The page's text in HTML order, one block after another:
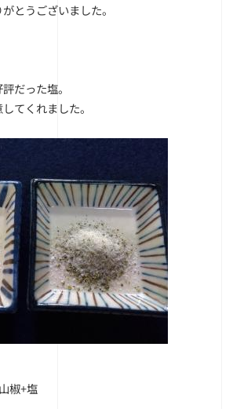
とうございました。
だった塩。
てくれました。
椒+塩